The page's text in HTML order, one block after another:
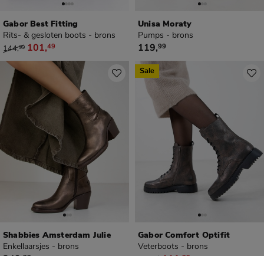
Gabor Best Fitting
Rits- & gesloten boots - brons
van € 144,99 voor € 101,49
144,99 101,49
Unisa Moraty
Pumps - brons
€ 119,99
119,99
Shabbies Amsterdam Julie
Enkellaarsjes - brons
Gabor Comfort Optifit
Veterboots - brons
Sale